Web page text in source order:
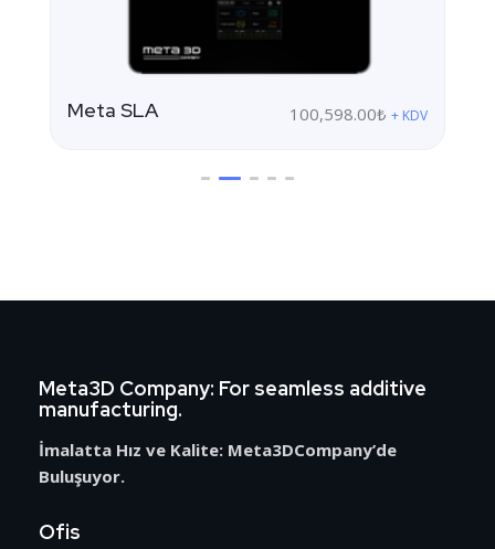
Meta SLA 100,598.00₺ + KDV
Meta3D Company: For seamless additive
manufacturing.
İmalatta Hız ve Kalite: Meta3DCompany’de
Buluşuyor.
Ofis